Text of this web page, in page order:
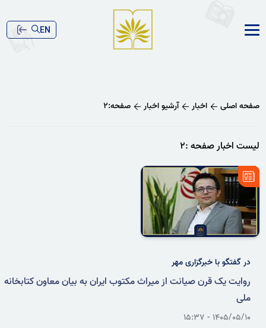
EN
صفحه اصلی اخبار آرشیو اخبار صفحه:۲
لیست اخبار صفحه :۲
در گفتگو با خبرگزاری مهر
روایت یک قرن صیانت از میراث مکتوب ایران به بیان معاون کتابخانه
ملی
۱۴۰۵/۰۵/۱۰ - ۱۵:۳۷